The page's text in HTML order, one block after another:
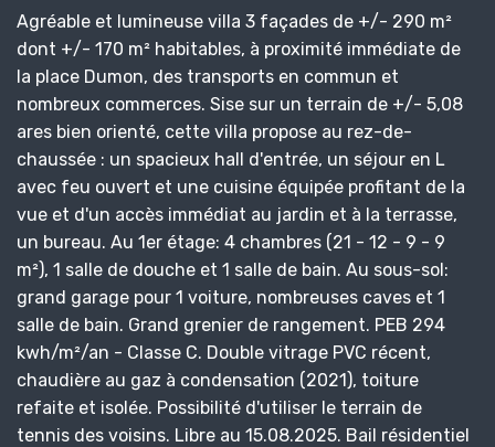
Agréable et lumineuse villa 3 façades de +/- 290 m²
dont +/- 170 m² habitables, à proximité immédiate de
la place Dumon, des transports en commun et
nombreux commerces. Sise sur un terrain de +/- 5,08
ares bien orienté, cette villa propose au rez-de-
chaussée : un spacieux hall d'entrée, un séjour en L
avec feu ouvert et une cuisine équipée profitant de la
vue et d'un accès immédiat au jardin et à la terrasse,
un bureau. Au 1er étage: 4 chambres (21 - 12 - 9 - 9
m²), 1 salle de douche et 1 salle de bain. Au sous-sol:
grand garage pour 1 voiture, nombreuses caves et 1
salle de bain. Grand grenier de rangement. PEB 294
kwh/m²/an - Classe C. Double vitrage PVC récent,
chaudière au gaz à condensation (2021), toiture
refaite et isolée. Possibilité d'utiliser le terrain de
tennis des voisins. Libre au 15.08.2025. Bail résidentiel